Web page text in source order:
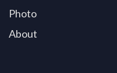
Photo
About